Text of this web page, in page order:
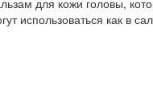
для кожи головы,
использоваться как в